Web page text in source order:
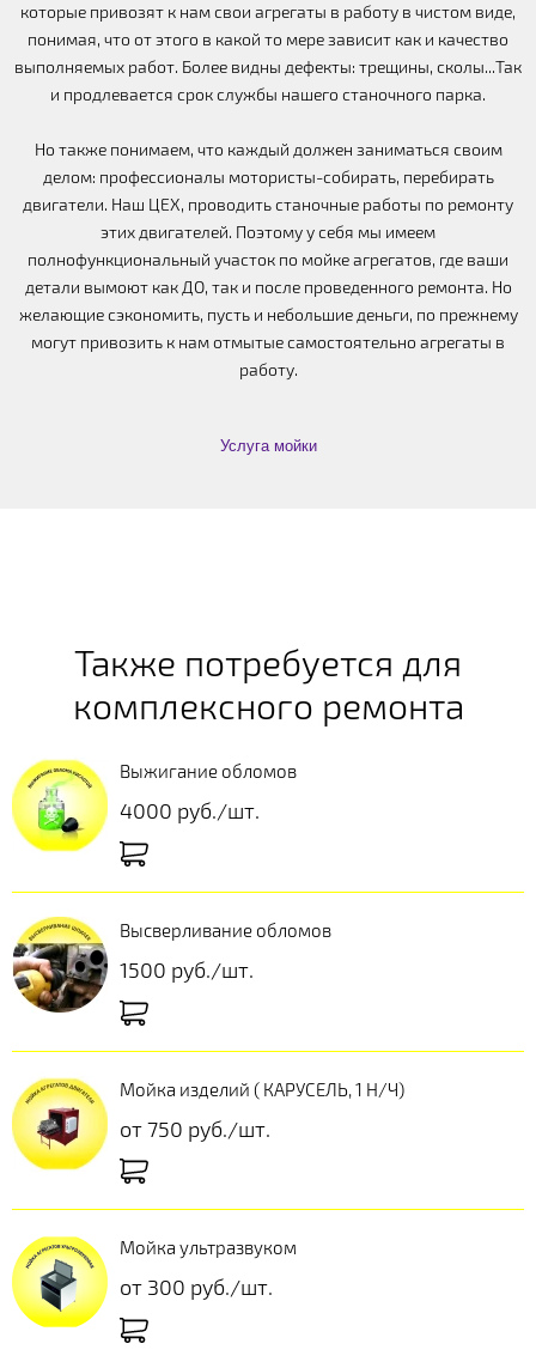
которые привозят к нам свои агрегаты в работу в чистом виде,
понимая, что от этого в какой то мере зависит как и качество
выполняемых работ. Более видны дефекты: трещины, сколы...Так
и продлевается срок службы нашего станочного парка.
Но также понимаем, что каждый должен заниматься своим
делом: профессионалы мотористы-собирать, перебирать
двигатели. Наш ЦЕХ, проводить станочные работы по ремонту
этих двигателей. Поэтому у себя мы имеем
полнофункциональный участок по мойке агрегатов, где ваши
детали вымоют как ДО, так и после проведенного ремонта. Но
желающие сэкономить, пусть и небольшие деньги, по прежнему
могут привозить к нам отмытые самостоятельно агрегаты в
работу.
Услуга мойки
Также потребуется для
комплексного ремонта
Выжигание обломов
4000 руб./шт.
Высверливание обломов
1500 руб./шт.
Мойка изделий ( КАРУСЕЛЬ, 1 Н/Ч)
от 750 руб./шт.
Мойка ультразвуком
от 300 руб./шт.